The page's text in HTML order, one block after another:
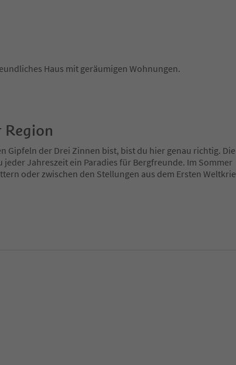
Haus mit geräumigen Wohnungen.
Gipfeln der Drei Zinnen bist, bist du hier genau richtig. Die
Jahreszeit ein Paradies für Bergfreunde. Im Sommer
oder zwischen den Stellungen aus dem Ersten Weltkrie